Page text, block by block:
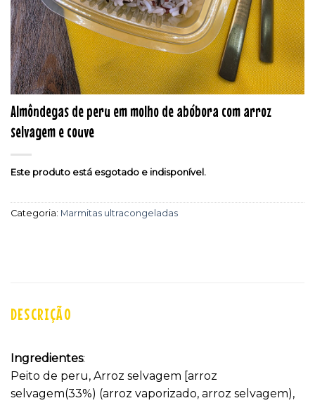
Almôndegas de peru em molho de abóbora com arroz
selvagem e couve
Este produto está esgotado e indisponível.
Categoria: Marmitas ultracongeladas
DESCRIÇÃO
Ingredientes:
Peito de peru, Arroz selvagem [arroz
selvagem(33%) (arroz vaporizado, arroz selvagem),